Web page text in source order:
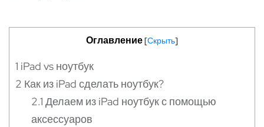
Оглавление[Скрыть]
1 iPad vs ноутбук
2 Как из iPad сделать ноутбук?
2.1 Делаем из iPad ноутбук с помощью
аксессуаров